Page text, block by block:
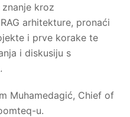
kroz
arhitekture, pronaći
i prve korake te
i diskusiju s
Muhamedagić, Chief of
u.